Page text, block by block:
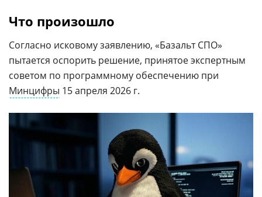
Что произошло
Согласно исковому заявлению, «Базальт СПО»
пытается оспорить решение, принятое экспертным
советом по программному обеспечению при
Минцифры 15 апреля 2026 г.